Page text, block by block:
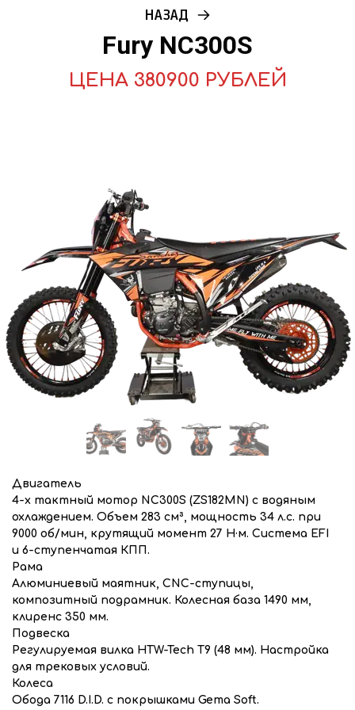
НАЗАД
Fury NC300S
ЦЕНА 380900 РУБЛЕЙ
Двигатель
4-х тактный мотор NC300S (ZS182MN) с водяным
охлаждением. Объем 283 см³, мощность 34 л.с. при
9000 об/мин, крутящий момент 27 Н·м. Система EFI
и 6-ступенчатая КПП.
Рама
Алюминиевый маятник, CNC-ступицы,
композитный подрамник. Колесная база 1490 мм,
клиренс 350 мм.
Подвеска
Регулируемая вилка HTW-Tech Т9 (48 мм). Настройка
для трековых условий.
Колеса
Обода 7116 D.I.D. с покрышками Gema Soft.